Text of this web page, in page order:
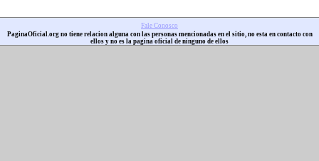
Fale Conosco
PaginaOficial.org no tiene relacion alguna con las personas mencionadas en el sitio, no esta en contacto con
ellos y no es la pagina oficial de ninguno de ellos